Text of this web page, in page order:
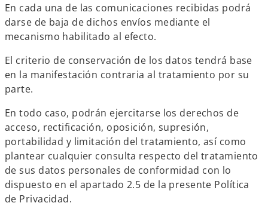
En cada una de las comunicaciones recibidas podrá
darse de baja de dichos envíos mediante el
mecanismo habilitado al efecto.
El criterio de conservación de los datos tendrá base
en la manifestación contraria al tratamiento por su
parte.
En todo caso, podrán ejercitarse los derechos de
acceso, rectificación, oposición, supresión,
portabilidad y limitación del tratamiento, así como
plantear cualquier consulta respecto del tratamiento
de sus datos personales de conformidad con lo
dispuesto en el apartado 2.5 de la presente Política
de Privacidad.